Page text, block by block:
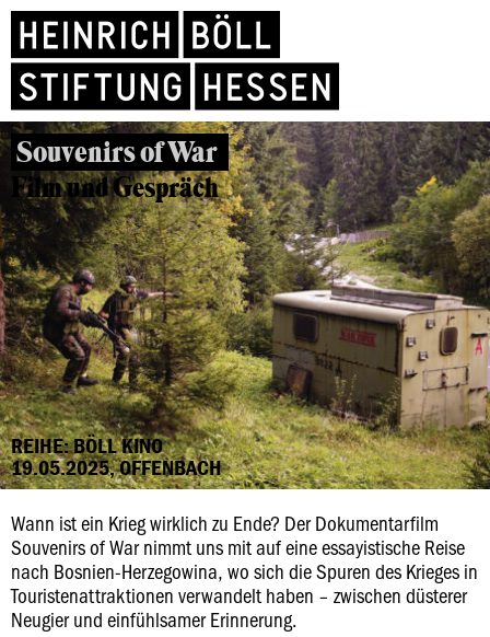
Souvenirs of War
Film und Gespräch
REIHE: BÖLL KINO
19.05.2025, OFFENBACH
Wann ist ein Krieg wirklich zu Ende? Der Dokumentarfilm
Souvenirs of War nimmt uns mit auf eine essayistische Reise
nach Bosnien-Herzegowina, wo sich die Spuren des Krieges in
Touristenattraktionen verwandelt haben – zwischen düsterer
Neugier und einfühlsamer Erinnerung.